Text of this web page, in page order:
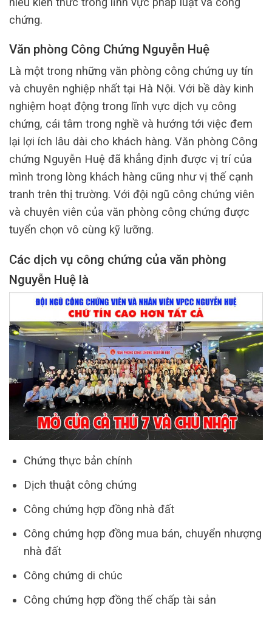
chứng.
Văn phòng Công Chứng Nguyễn Huệ
Là một trong những văn phòng công chứng uy tín
và chuyên nghiệp nhất tại Hà Nội. Với bề dày kinh
nghiệm hoạt động trong lĩnh vực dịch vụ công
chứng, cái tâm trong nghề và hướng tới việc đem
lại lợi ích lâu dài cho khách hàng. Văn phòng Công
chứng Nguyễn Huệ đã khẳng định được vị trí của
mình trong lòng khách hàng cũng như vị thế cạnh
tranh trên thị trường. Với đội ngũ công chứng viên
và chuyên viên của văn phòng công chứng được
tuyển chọn vô cùng kỹ lưỡng.
Các dịch vụ công chứng của văn phòng
Nguyễn Huệ là
Chứng thực bản chính
Dịch thuật công chứng
Công chứng hợp đồng nhà đất
Công chứng hợp đồng mua bán, chuyển nhượng
nhà đất
Công chứng di chúc
Công chứng hợp đồng thế chấp tài sản